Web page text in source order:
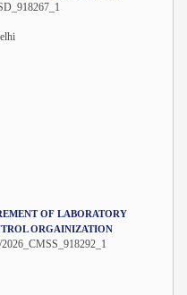
OF LABORATORY
ORGAINIZATION